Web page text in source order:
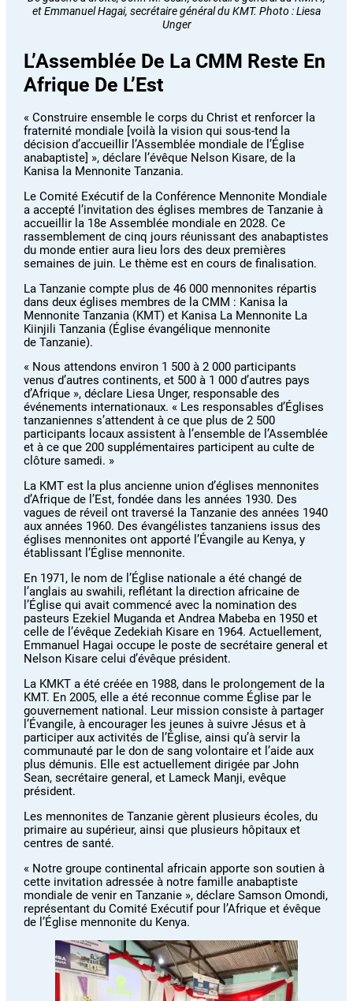
et Emmanuel Hagai, secrétaire général du KMT. Photo : Liesa
Unger
L’Assemblée De La CMM Reste En
Afrique De L’Est
« Construire ensemble le corps du Christ et renforcer la
fraternité mondiale [voilà la vision qui sous-tend la
décision d’accueillir l’Assemblée mondiale de l’Église
anabaptiste] », déclare l’évêque Nelson Kisare, de la
Kanisa la Mennonite Tanzania.
Le Comité Exécutif de la Conférence Mennonite Mondiale
a accepté l’invitation des églises membres de Tanzanie à
accueillir la 18e Assemblée mondiale en 2028. Ce
rassemblement de cinq jours réunissant des anabaptistes
du monde entier aura lieu lors des deux premières
semaines de juin. Le thème est en cours de finalisation.
La Tanzanie compte plus de 46 000 mennonites répartis
dans deux églises membres de la CMM : Kanisa la
Mennonite Tanzania (KMT) et Kanisa La Mennonite La
Kiinjili Tanzania (Église évangélique mennonite
de Tanzanie).
« Nous attendons environ 1 500 à 2 000 participants
venus d’autres continents, et 500 à 1 000 d’autres pays
d’Afrique », déclare Liesa Unger, responsable des
événements internationaux. « Les responsables d’Églises
tanzaniennes s’attendent à ce que plus de 2 500
participants locaux assistent à l’ensemble de l’Assemblée
et à ce que 200 supplémentaires participent au culte de
clôture samedi. »
La KMT est la plus ancienne union d’églises mennonites
d’Afrique de l’Est, fondée dans les années 1930. Des
vagues de réveil ont traversé la Tanzanie des années 1940
aux années 1960. Des évangélistes tanzaniens issus des
églises mennonites ont apporté l’Évangile au Kenya, y
établissant l’Église mennonite.
En 1971, le nom de l’Église nationale a été changé de
l’anglais au swahili, reflétant la direction africaine de
l’Église qui avait commencé avec la nomination des
pasteurs Ezekiel Muganda et Andrea Mabeba en 1950 et
celle de l’évêque Zedekiah Kisare en 1964. Actuellement,
Emmanuel Hagai occupe le poste de secrétaire general et
Nelson Kisare celui d’évêque président.
La KMKT a été créée en 1988, dans le prolongement de la
KMT. En 2005, elle a été reconnue comme Église par le
gouvernement national. Leur mission consiste à partager
l’Évangile, à encourager les jeunes à suivre Jésus et à
participer aux activités de l’Église, ainsi qu’à servir la
communauté par le don de sang volontaire et l’aide aux
plus démunis. Elle est actuellement dirigée par John
Sean, secrétaire general, et Lameck Manji, evêque
président.
Les mennonites de Tanzanie gèrent plusieurs écoles, du
primaire au supérieur, ainsi que plusieurs hôpitaux et
centres de santé.
« Notre groupe continental africain apporte son soutien à
cette invitation adressée à notre famille anabaptiste
mondiale de venir en Tanzanie », déclare Samson Omondi,
représentant du Comité Exécutif pour l’Afrique et évêque
de l’Église mennonite du Kenya.